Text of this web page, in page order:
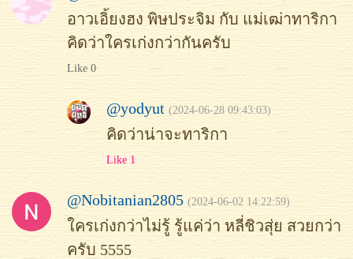
อาวเอิ้ยงฮง พิษประจิม กับ แม่เฒ่าทาริกา
คิดว่าใครเก่งกว่ากันครับ
Like 0
@yodyut (2024-06-28 09:43:03)
คิดว่าน่าจะทาริกา
Like 1
@Nobitanian2805 (2024-06-02 14:22:59)
ใครเก่งกว่าไม่รู้ รู้แค่ว่า หลี่ชิวสุ่ย สวยกว่า
ครับ 5555